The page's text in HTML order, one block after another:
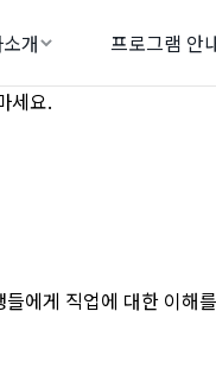
개 프로그램 안
세요.
에게 직업에 대한 이해